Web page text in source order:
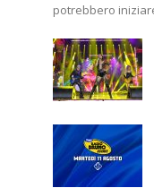
potrebbero